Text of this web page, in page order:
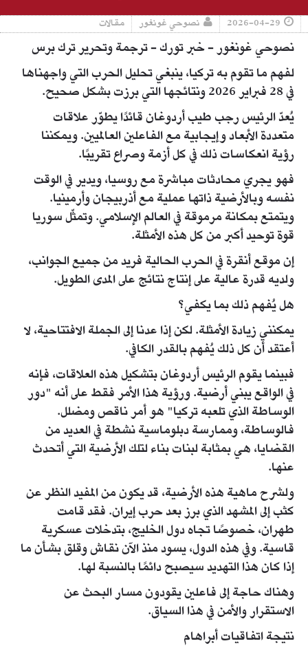
2026-04-29 نصوحي غونغور مقالات
نصوحي غونغور - خبر تورك - ترجمة وتحرير ترك برس
لفهم ما تقوم به تركيا، ينبغي تحليل الحرب التي واجهناها
في 28 فبراير 2026 ونتائجها التي برزت بشكل صحيح.
يُعدّ الرئيس رجب طيب أردوغان قائدًا يطوّر علاقات
متعددة الأبعاد وإيجابية مع الفاعلين العالميين. ويمكننا
رؤية انعكاسات ذلك في كل أزمة وصراع تقريبًا.
فهو يجري محادثات مباشرة مع روسيا، ويدير في الوقت
نفسه وبالأرضية ذاتها عملية مع أذربيجان وأرمينيا.
ويتمتع بمكانة مرموقة في العالم الإسلامي. وتمثّل سوريا
قوة توحيد أكبر من كل هذه الأمثلة.
إن موقع أنقرة في الحرب الحالية فريد من جميع الجوانب،
ولديه قدرة عالية على إنتاج نتائج على المدى الطويل.
هل يُفهم ذلك بما يكفي؟
يمكنني زيادة الأمثلة. لكن إذا عدنا إلى الجملة الافتتاحية، لا
أعتقد أن كل ذلك يُفهم بالقدر الكافي.
فبينما يقوم الرئيس أردوغان بتشكيل هذه العلاقات، فإنه
في الواقع يبني أرضية. ورؤية هذا الأمر فقط على أنه "دور
الوساطة الذي تلعبه تركيا" هو أمر ناقص ومضلل.
فالوساطة، وممارسة دبلوماسية نشطة في العديد من
القضايا، هي بمثابة لبنات بناء لتلك الأرضية التي أتحدث
عنها.
ولشرح ماهية هذه الأرضية، قد يكون من المفيد النظر عن
كثب إلى المشهد الذي برز بعد حرب إيران. فقد قامت
طهران، خصوصًا تجاه دول الخليج، بتدخلات عسكرية
قاسية. وفي هذه الدول، يسود منذ الآن نقاش وقلق بشأن ما
إذا كان هذا التهديد سيصبح دائمًا بالنسبة لها.
وهناك حاجة إلى فاعلين يقودون مسار البحث عن
الاستقرار والأمن في هذا السياق.
نتيجة اتفاقيات أبراهام